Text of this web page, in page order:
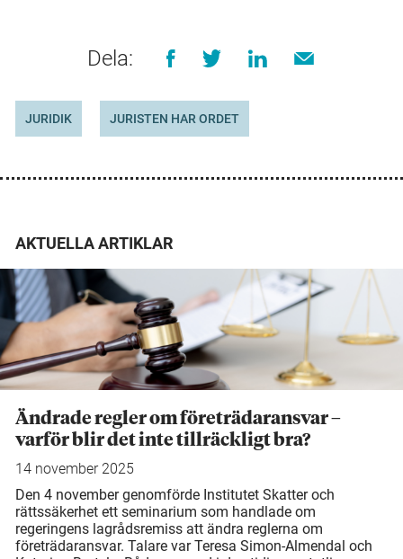
Dela:
JURIDIK JURISTEN HAR ORDET
AKTUELLA ARTIKLAR
Ändrade regler om företrädaransvar –
varför blir det inte tillräckligt bra?
14 november 2025
Den 4 november genomförde Institutet Skatter och
rättssäkerhet ett seminarium som handlade om
regeringens lagrådsremiss att ändra reglerna om
företrädaransvar. Talare var Teresa Simon-Almendal och